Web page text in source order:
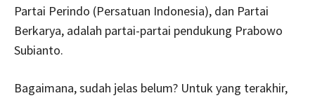
Partai Perindo (Persatuan Indonesia), dan Partai
Berkarya, adalah partai-partai pendukung Prabowo
Subianto.
Bagaimana, sudah jelas belum? Untuk yang terakhir,